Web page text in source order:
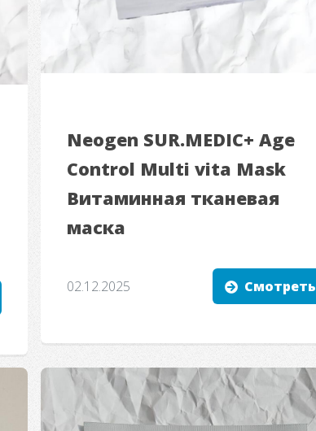
Neogen SUR.MEDIC+ Age
Control Multi vita Mask
Витаминная тканевая
маска
02.12.2025 Смотреть